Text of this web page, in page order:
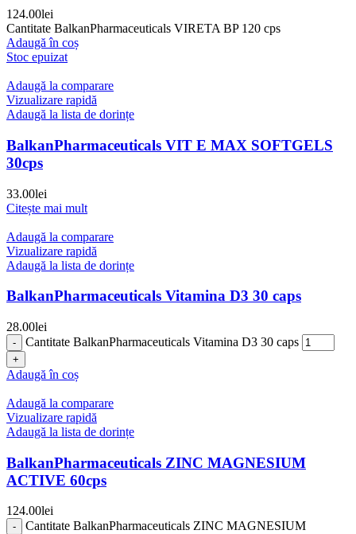
124.00lei
Cantitate BalkanPharmaceuticals VIRETA BP 120 cps
Adaugă în coș
Stoc epuizat
Adaugă la comparare
Vizualizare rapidă
Adaugă la lista de dorințe
BalkanPharmaceuticals VIT E MAX SOFTGELS
30cps
33.00lei
Citește mai mult
Adaugă la comparare
Vizualizare rapidă
Adaugă la lista de dorințe
BalkanPharmaceuticals Vitamina D3 30 caps
28.00lei
Cantitate BalkanPharmaceuticals Vitamina D3 30 caps
Adaugă în coș
Adaugă la comparare
Vizualizare rapidă
Adaugă la lista de dorințe
BalkanPharmaceuticals ZINC MAGNESIUM
ACTIVE 60cps
124.00lei
Cantitate BalkanPharmaceuticals ZINC MAGNESIUM